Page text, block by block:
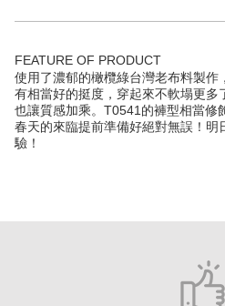
FEATURE OF PRODUCT
使用了濃郁的橄欖綠台灣老布料製
有相當好的挺度，穿起來不軟塌更多
也讓質感加乘。T0541的褲型相當修
春天的來臨提前準備好絕對無誤！明
驗！